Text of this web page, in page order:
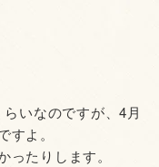
いなのですが、4月
よ。
たりします。